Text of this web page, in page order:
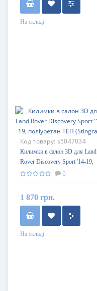
На складі
Код товару: s5047034
Килимки в салон 3D для Land
Rover Discovery Sport '14-19,
поліуретан ТЕП (Stingray)
0
1 870 грн.
На складі